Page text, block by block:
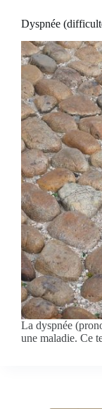
Dyspnée
La dyspnée
une maladie. Ce